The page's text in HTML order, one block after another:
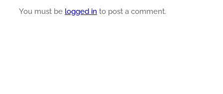
You must be logged in to post a comment.